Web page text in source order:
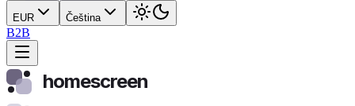
EUR Čeština
B2B
homescreen